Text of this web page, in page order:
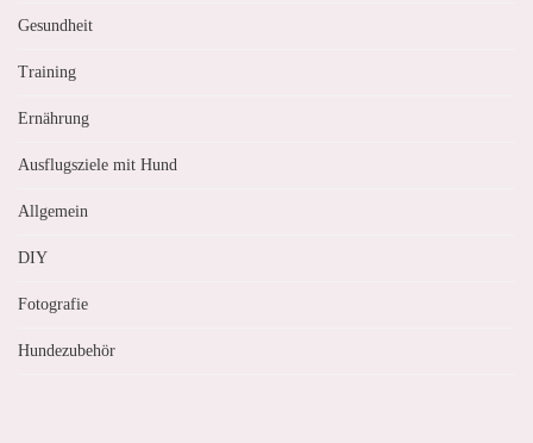
Gesundheit
Training
Ernährung
Ausflugsziele mit Hund
Allgemein
DIY
Fotografie
Hundezubehör